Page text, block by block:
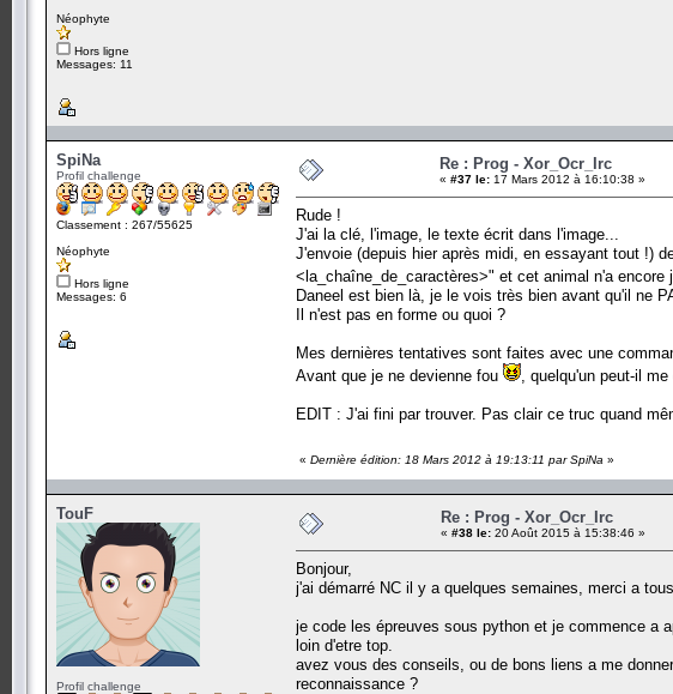
Néophyte
Hors ligne
Messages: 11
SpiNa
Profil challenge
Classement : 267/55625
Néophyte
Hors ligne
Messages: 6
Re : Prog - Xor_Ocr_Irc
« #37 le: 17 Mars 2012 à 16:10:38 »
Rude !
J'ai la clé, l'image, le texte écrit dans l'image...
J'envoie (depuis hier après midi, en essayant tout !)
<la_chaîne_de_caractères>" et cet animal n'a encore
Daneel est bien là, je le vois très bien avant qu'il ne
Il n'est pas en forme ou quoi ?
Mes dernières tentatives sont faites avec une
Avant que je ne devienne fou
, quelqu'un peut-il
EDIT : J'ai fini par trouver. Pas clair ce truc quand
« Dernière édition: 18 Mars 2012 à 19:13:11 par SpiNa »
TouF
Profil challenge
Re : Prog - Xor_Ocr_Irc
« #38 le: 20 Août 2015 à 15:38:46 »
Bonjour,
j'ai démarré NC il y a quelques semaines, merci a
je code les épreuves sous python et je commence a
loin d'etre top.
avez vous des conseils, ou de bons liens a me
reconnaissance ?